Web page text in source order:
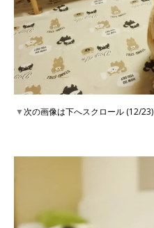
▼次の画像は下へスクロール (12/23)